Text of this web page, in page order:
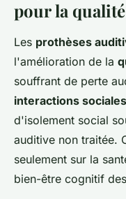
pour la
Les prothèses
l'amélioration de la
souffrant de perte
interactions sociales
d'isolement social
auditive non traitée.
seulement sur la
bien-être cognitif